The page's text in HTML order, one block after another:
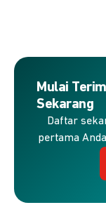
Mulai
Sekarang
Daftar
pertama